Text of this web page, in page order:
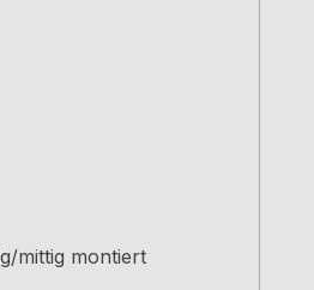
mittig montiert